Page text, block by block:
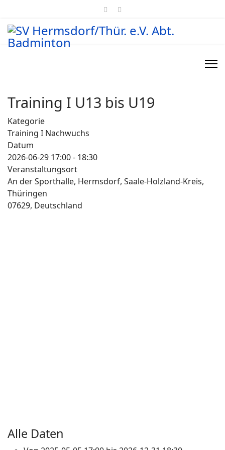
Training I U13 bis U19
Kategorie
Training I Nachwuchs
Datum
2026-06-29 17:00- 18:30
Veranstaltungsort
An der Sporthalle, Hermsdorf, Saale-Holzland-Kreis,
Thüringen
07629, Deutschland
Alle Daten